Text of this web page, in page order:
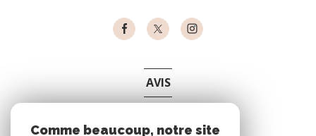
AVIS
Comme beaucoup, notre site